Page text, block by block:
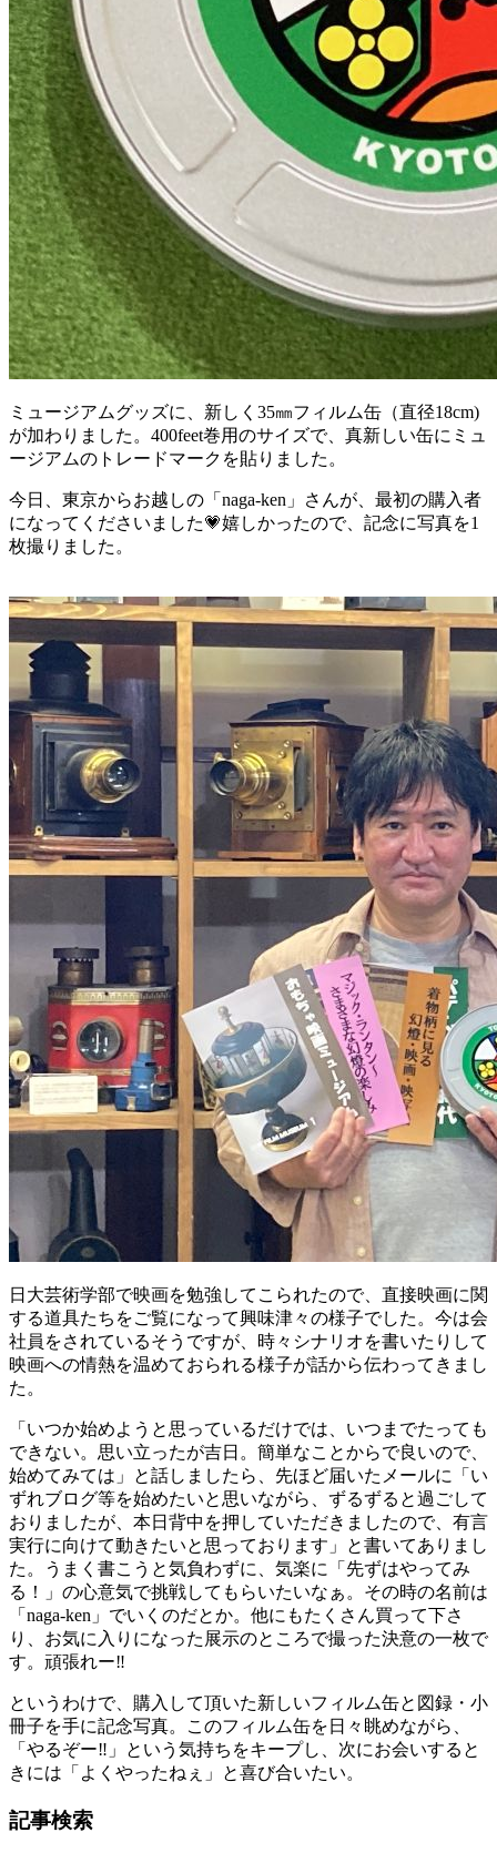
ミュージアムグッズに、新しく35㎜フィルム缶（直径18cm)
が加わりました。400feet巻用のサイズで、真新しい缶にミュ
ージアムのトレードマークを貼りました。
今日、東京からお越しの「naga-ken」さんが、最初の購入者
になってくださいました💗嬉しかったので、記念に写真を1
枚撮りました。
日大芸術学部で映画を勉強してこられたので、直接映画に関
する道具たちをご覧になって興味津々の様子でした。今は会
社員をされているそうですが、時々シナリオを書いたりして
映画への情熱を温めておられる様子が話から伝わってきまし
た。
「いつか始めようと思っているだけでは、いつまでたっても
できない。思い立ったが吉日。簡単なことからで良いので、
始めてみては」と話しましたら、先ほど届いたメールに「い
ずれブログ等を始めたいと思いながら、ずるずると過ごして
おりましたが、本日背中を押していただきましたので、有言
実行に向けて動きたいと思っております」と書いてありまし
た。うまく書こうと気負わずに、気楽に「先ずはやってみ
る！」の心意気で挑戦してもらいたいなぁ。その時の名前は
「naga-ken」でいくのだとか。他にもたくさん買って下さ
り、お気に入りになった展示のところで撮った決意の一枚で
す。頑張れー‼
というわけで、購入して頂いた新しいフィルム缶と図録・小
冊子を手に記念写真。このフィルム缶を日々眺めながら、
「やるぞー‼」という気持ちをキープし、次にお会いすると
きには「よくやったねぇ」と喜び合いたい。
記事検索